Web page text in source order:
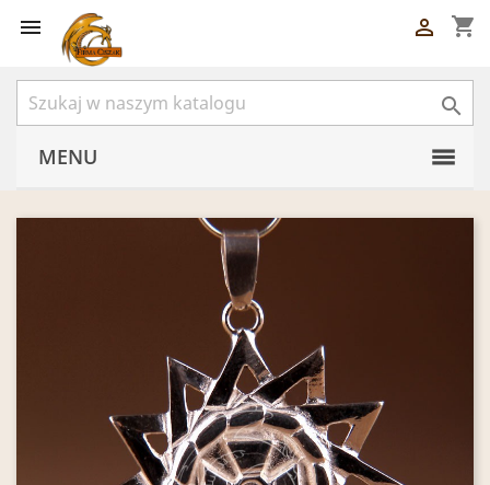
 shopping_cart


MENU